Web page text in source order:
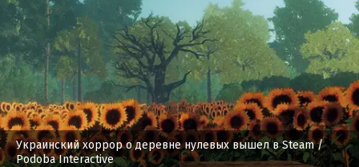
Украинский хоррор о деревне нулевых вышел в Steam/
Podoba Interactive